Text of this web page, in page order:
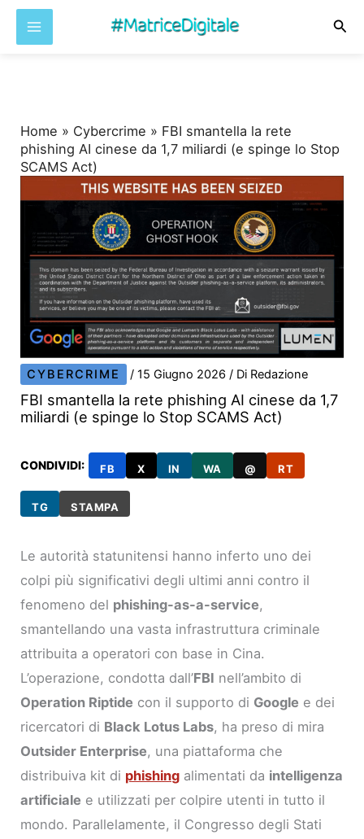
Home » Cybercrime » FBI smantella la rete
phishing AI cinese da 1,7 miliardi (e spinge lo Stop
SCAMS Act)
CYBERCRIME /15 Giugno 2026/ Di Redazione
FBI smantella la rete phishing AI cinese da 1,7
miliardi (e spinge lo Stop SCAMS Act)
CONDIVIDI: FB X IN WA @ RT
TG STAMPA
Le autorità statunitensi hanno inferto uno dei
colpi più significativi degli ultimi anni contro il
fenomeno del phishing-as-a-service,
smantellando una vasta infrastruttura criminale
attribuita a operatori con base in Cina.
L’operazione, condotta dall’FBI nell’ambito di
Operation Riptide con il supporto di Google e dei
ricercatori di Black Lotus Labs, ha preso di mira
Outsider Enterprise, una piattaforma che
distribuiva kit di phishing alimentati da intelligenza
artificiale e utilizzati per colpire utenti in tutto il
mondo. Parallelamente, il Congresso degli Stati